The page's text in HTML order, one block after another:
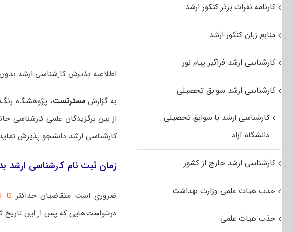
اطلاعیه پذیرش کارشناسی ارشد بدون آزمون
به گزارشمسترتست، پژوهشگاه
کارشناسی ارشد دانشجو پذیرش
زمان ثبت نام کارشناسی ارشد بدون آزمون
ضروری است متقاضیان حداکثرتا
درخواست‌هایی که پس از این تاریخ
کارنامه نفرات برتر کنکور ارشد
منابع زبان کنکور ارشد
کارشناسی ارشد فراگیر پیام نور
کارشناسی ارشد سوابق تحصیلی
کارشناسی ارشد با سوابق تحصیلی
دانشگاه آزاد
کارشناسی ارشد خارج از کشور
جذب هیات علمی وزارت بهداشت
جذب هیات علمی